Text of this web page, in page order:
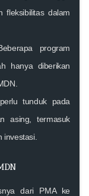
fleksibilitas dalam
program
hanya diberikan
tunduk pada
asing, termasuk
investasi.
dari PMA ke